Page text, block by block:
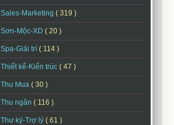
Sales-Marketing ( 319 )
Sơn-Mộc-XD ( 20 )
Spa-Giải trí ( 114 )
Thiết kế-Kiến trúc ( 47 )
Thu Mua ( 30 )
Thu ngân ( 116 )
Thư ký-Trợ lý ( 61 )